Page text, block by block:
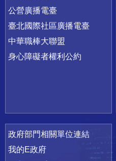
公營廣播電臺
臺北國際社區廣播電臺
中華職棒大聯盟
身心障礙者權利公約
政府部門相關單位連結
我的E政府